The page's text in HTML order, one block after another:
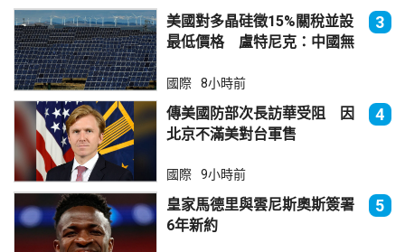
美國對多晶硅徵15%關稅並設
最低價格 盧特尼克：中國無
3
國際 8小時前
傳美國防部次長訪華受阻 因
北京不滿美對台軍售
4
國際 9小時前
皇家馬德里與雲尼斯奧斯簽署
6年新約
5